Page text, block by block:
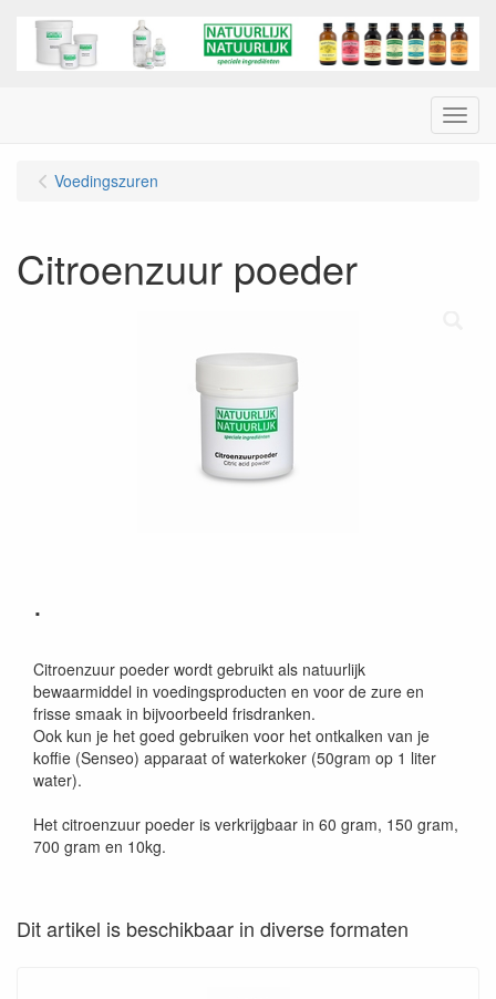
Menu
Voedingszuren
Citroenzuur poeder
.
Citroenzuur poeder wordt gebruikt als natuurlijk
bewaarmiddel in voedingsproducten en voor de zure en
frisse smaak in bijvoorbeeld frisdranken.
Ook kun je het goed gebruiken voor het ontkalken van je
koffie (Senseo) apparaat of waterkoker (50gram op 1 liter
water).
Het citroenzuur poeder is verkrijgbaar in 60 gram, 150 gram,
700 gram en 10kg.
Dit artikel is beschikbaar in diverse formaten